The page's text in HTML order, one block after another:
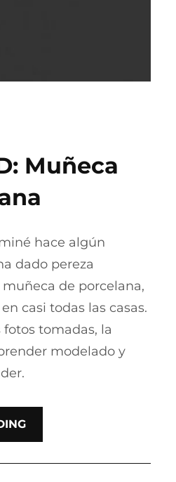
Muñeca
hace algún
dado pereza
de porcelana,
casi todas las casas.
fotos tomadas, la
modelado y